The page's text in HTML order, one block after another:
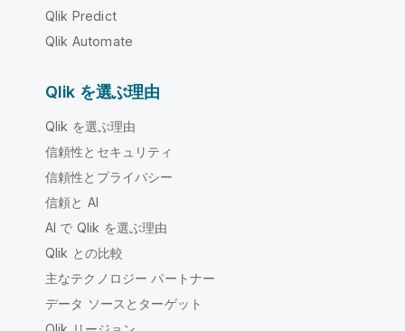
Qlik Predict
Qlik Automate
Qlik を選ぶ理由
Qlik を選ぶ理由
信頼性とセキュリティ
信頼性とプライバシー
信頼と AI
AI で Qlik を選ぶ理由
Qlik との比較
主なテクノロジー パートナー
データ ソースとターゲット